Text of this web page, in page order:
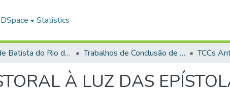
Statistics
Faculdade Batista do Rio de Janeiro (FABAT-RJ) Trabalhos de Conclusão de Curso (TCC) TCCs
À LUZ DAS